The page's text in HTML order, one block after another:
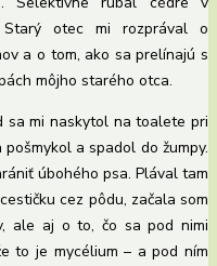
Starý otec mi rozprával o
a o tom, ako sa prelínajú s
môjho starého otca.
sa mi naskytol na toalete pri
a spadol do žumpy.
úbohého psa. Plával tam
cez pôdu, začala som
ale aj o to, čo sa pod nimi
to je mycélium – a pod ním